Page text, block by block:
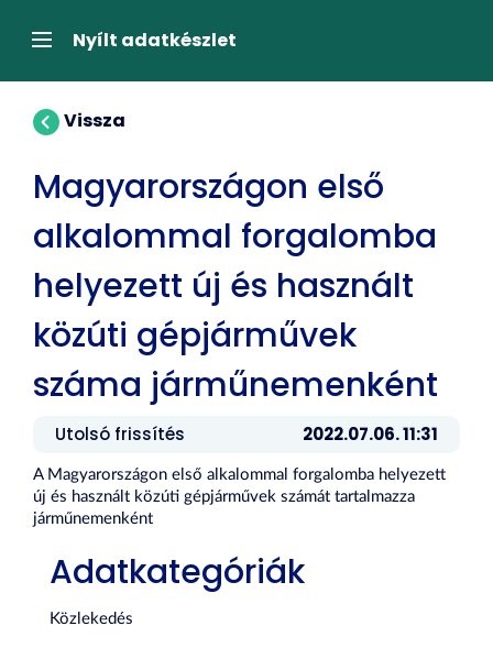
átugrásaNavigációNyílt adatkészlet
Vissza
Magyarországon első
alkalommal forgalomba
helyezett új és használt
közúti gépjárművek
száma járműnemenként
Utolsó frissítés 2022.07.06. 11:31
A Magyarországon első alkalommal forgalomba helyezett
új és használt közúti gépjárművek számát tartalmazza
járműnemenként
Adatkategóriák
Közlekedés